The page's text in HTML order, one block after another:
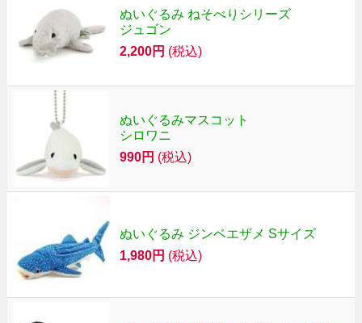
ぬいぐるみ ねそべりシリーズ
ジュゴン
2,200円 (税込)
ぬいぐるみマスコット
シロワニ
990円 (税込)
ぬいぐるみ ジンベエザメ Sサイズ
1,980円 (税込)